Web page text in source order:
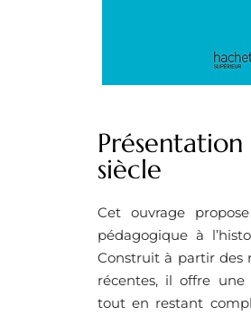
siècle
Cet ouvrage
pédagogique à
Construit à partir des
récentes, il offre une
tout en restant